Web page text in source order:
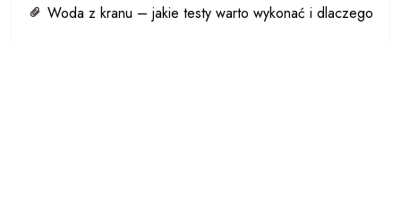
Woda z kranu – jakie testy warto wykonać i dlaczego